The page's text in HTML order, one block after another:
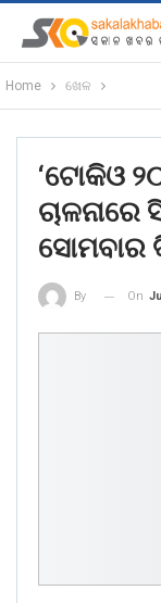
Home ଖେଳ
‘ଟୋକିଓ
ଚାଳନାରେ
By On